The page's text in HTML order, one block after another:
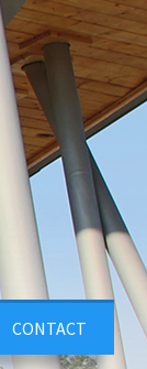
CONTACT